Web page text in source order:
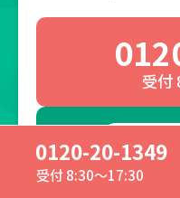
0120-20-1349
受付 8:30～17:30
受付
無
Webで